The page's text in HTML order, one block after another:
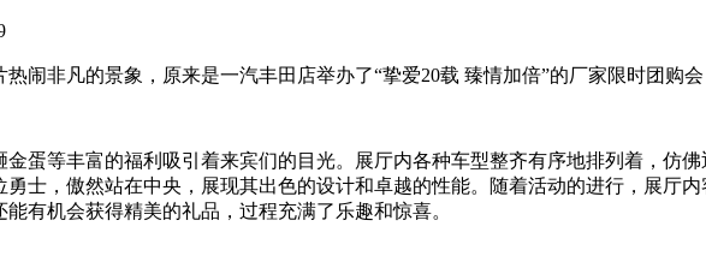
闹非凡的景象，原来是一汽丰田店举办了“挚爱20载 臻情加倍”的厂家限时团购会
蛋等丰富的福利吸引着来宾们的目光。展厅内各种车型整齐有序地排列着，仿
士，傲然站在中央，展现其出色的设计和卓越的性能。随着活动的进行，展厅
有机会获得精美的礼品，过程充满了乐趣和惊喜。